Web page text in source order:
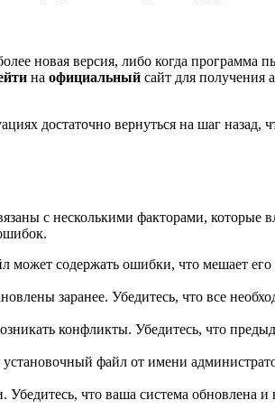
новая версия, либо когда программа
на официальный сайт для получения
достаточно вернуться на шаг назад,
с несколькими факторами, которые
может содержать ошибки, что мешает его
заранее. Убедитесь, что все
конфликты. Убедитесь, что
файл от имени
что ваша система обновлена и